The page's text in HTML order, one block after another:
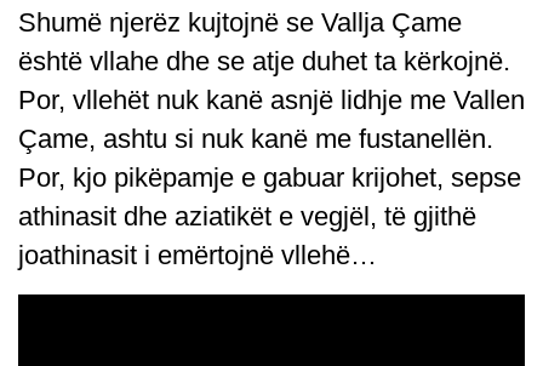
Shumë njerëz kujtojnë se Vallja Çame
është vllahe dhe se atje duhet ta kërkojnë.
Por, vllehët nuk kanë asnjë lidhje me Vallen
Çame, ashtu si nuk kanë me fustanellën.
Por, kjo pikëpamje e gabuar krijohet, sepse
athinasit dhe aziatikët e vegjël, të gjithë
joathinasit i emërtojnë vllehë…